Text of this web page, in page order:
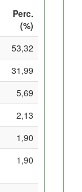
Perc.
(%)
53,32
31,99
5,69
2,13
1,90
1,90